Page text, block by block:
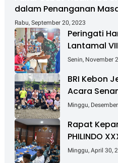
dalam Penanganan
Rabu, September 20, 2023
Peringati
Lantamal
DJA II
Senin, November
BRI Kebon
Acara
Tingkatkan
Minggu,
Rapat
PHILINDO
Minggu, April 30,